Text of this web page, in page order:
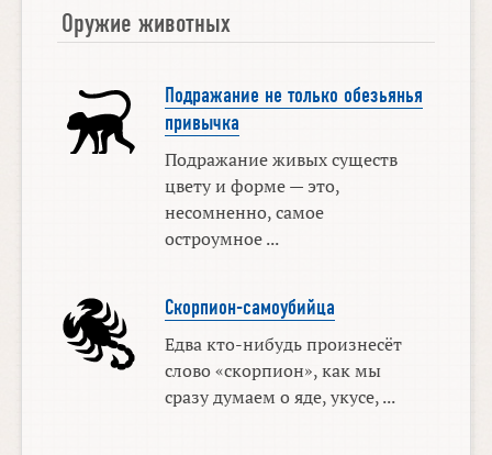
Оружие животных
Подражание не только обезьянья
привычка
Подражание живых существ
цвету и форме — это,
несомненно, самое
остроумное ...
Скорпион-самоубийца
Едва кто-нибудь произнесёт
слово «скорпион», как мы
сразу думаем о яде, укусе, ...